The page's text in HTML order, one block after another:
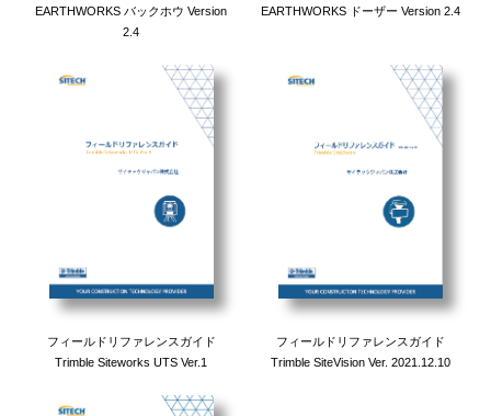
EARTHWORKS バックホウ Version
2.4
EARTHWORKS ドーザー Version 2.4
フィールドリファレンスガイド
Trimble Siteworks UTS Ver.1
フィールドリファレンスガイド
Trimble SiteVision Ver. 2021.12.10